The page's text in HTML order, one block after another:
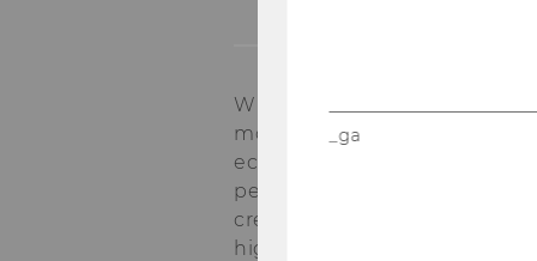
WU is one of the lar­gest and
most mo­dern busi­ness and
eco­no­mics uni­ver­si­ties in
pe. Va­rious in­ter­na­tio­nal ac­
credi­ta­ti­ons testi­fy to WU’s
high qua­li­ty stan­dards in re­se­
_ga